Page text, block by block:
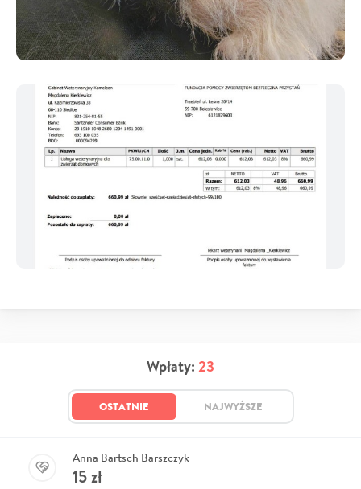
Wpłaty: 23
OSTATNIE NAJWYŻSZE
Anna Bartsch Barszczyk
15zł